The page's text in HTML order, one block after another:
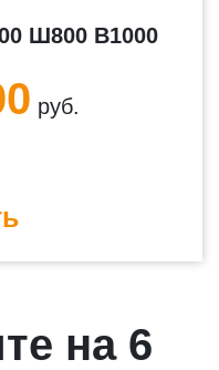
Ш800 В1000
руб.
на 6